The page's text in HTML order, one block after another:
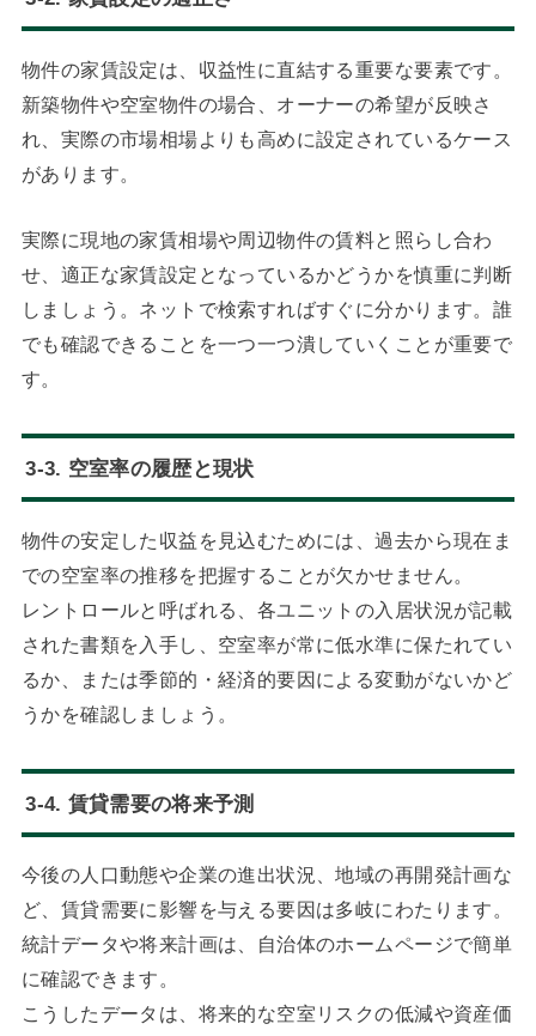
物件の家賃設定は、収益性に直結する重要な要素です。
新築物件や空室物件の場合、オーナーの希望が反映さ
れ、実際の市場相場よりも高めに設定されているケース
があります。
実際に現地の家賃相場や周辺物件の賃料と照らし合わ
せ、適正な家賃設定となっているかどうかを慎重に判断
しましょう。ネットで検索すればすぐに分かります。誰
でも確認できることを一つ一つ潰していくことが重要で
す。
3-3. 空室率の履歴と現状
物件の安定した収益を見込むためには、過去から現在ま
での空室率の推移を把握することが欠かせません。
レントロールと呼ばれる、各ユニットの入居状況が記載
された書類を入手し、空室率が常に低水準に保たれてい
るか、または季節的・経済的要因による変動がないかど
うかを確認しましょう。
3-4. 賃貸需要の将来予測
今後の人口動態や企業の進出状況、地域の再開発計画な
ど、賃貸需要に影響を与える要因は多岐にわたります。
統計データや将来計画は、自治体のホームページで簡単
に確認できます。
こうしたデータは、将来的な空室リスクの低減や資産価